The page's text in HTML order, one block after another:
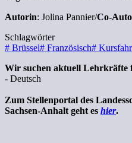
Autorin: Jolina Pannier/Co-
Schlagwörter
# Brüssel# Französisch#
Wir suchen aktuell Lehrkräfte
- Deutsch
Zum Stellenportal des
Sachsen-Anhalt geht es hier.